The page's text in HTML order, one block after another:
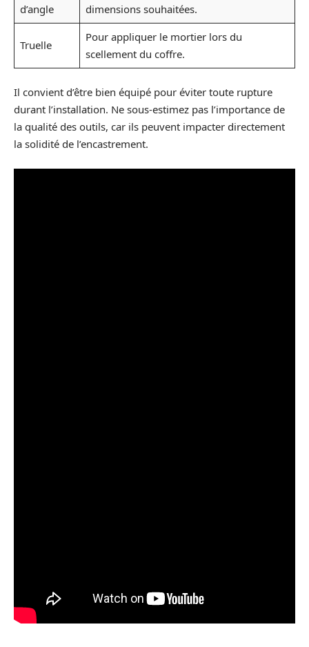
d’angle
dimensions souhaitées.
Truelle
Pour appliquer le mortier lors du
scellement du coffre.
Il convient d’être bien équipé pour éviter toute rupture
durant l’installation. Ne sous-estimez pas l’importance de
la qualité des outils, car ils peuvent impacter directement
la solidité de l’encastrement.